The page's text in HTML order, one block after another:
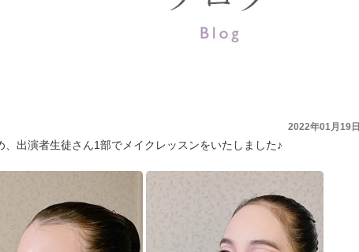
2022年01月19日
出演者生徒さん1部でメイクレッスンをいたしました♪